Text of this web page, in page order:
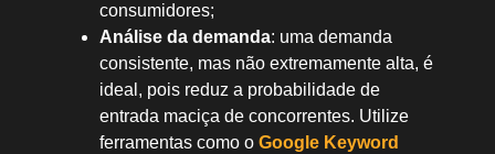
consumidores;
Análise da demanda: uma demanda
consistente, mas não extremamente alta, é
ideal, pois reduz a probabilidade de
entrada maciça de concorrentes. Utilize
ferramentas como o Google Keyword